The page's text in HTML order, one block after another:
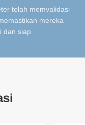
telah memvalidasi
mereka
dan siap